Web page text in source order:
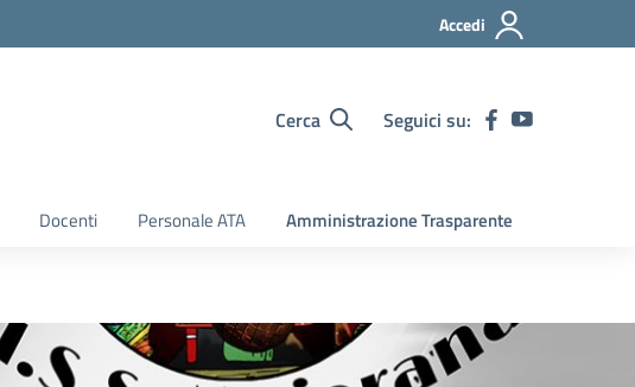
Accedi
Cerca Seguici su:
Docenti Personale ATA Amministrazione Trasparente